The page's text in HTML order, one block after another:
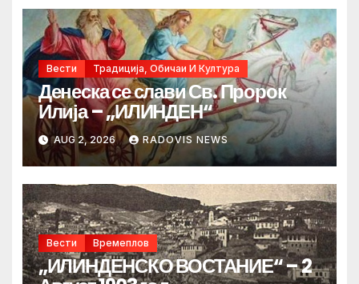
Вести Традиција, Обичаи И Култура
Денеска се слави Св. Пророк
Илија – „ИЛИНДЕН“
AUG 2, 2026 RADOVIS NEWS
Вести Времеплов
„ИЛИНДЕНСКО ВОСТАНИЕ“ – 2